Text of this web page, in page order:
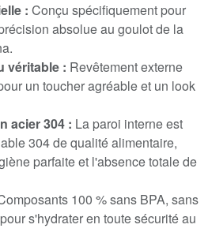
: Conçu spécifiquement pour
absolue au goulot de la
véritable : Revêtement externe
un toucher agréable et un look
acier 304 : La paroi interne est
304 de qualité alimentaire,
parfaite et l'absence totale de
100 % sans BPA, sans
s'hydrater en toute sécurité au